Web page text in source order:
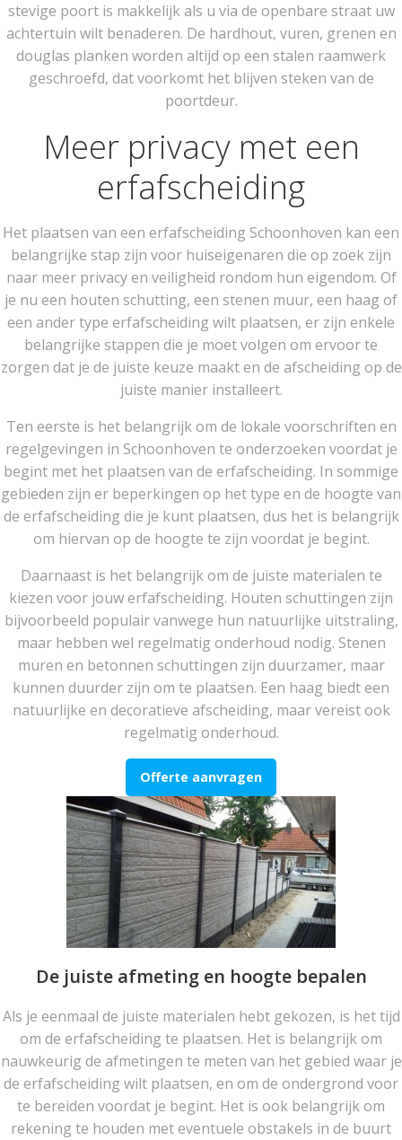
stevige poort is makkelijk als u via de openbare straat uw
achtertuin wilt benaderen. De hardhout, vuren, grenen en
douglas planken worden altijd op een stalen raamwerk
geschroefd, dat voorkomt het blijven steken van de
poortdeur.
Meer privacy met een
erfafscheiding
Het plaatsen van een erfafscheiding Schoonhoven kan een
belangrijke stap zijn voor huiseigenaren die op zoek zijn
naar meer privacy en veiligheid rondom hun eigendom. Of
je nu een houten schutting, een stenen muur, een haag of
een ander type erfafscheiding wilt plaatsen, er zijn enkele
belangrijke stappen die je moet volgen om ervoor te
zorgen dat je de juiste keuze maakt en de afscheiding op de
juiste manier installeert.
Ten eerste is het belangrijk om de lokale voorschriften en
regelgevingen in Schoonhoven te onderzoeken voordat je
begint met het plaatsen van de erfafscheiding. In sommige
gebieden zijn er beperkingen op het type en de hoogte van
de erfafscheiding die je kunt plaatsen, dus het is belangrijk
om hiervan op de hoogte te zijn voordat je begint.
Daarnaast is het belangrijk om de juiste materialen te
kiezen voor jouw erfafscheiding. Houten schuttingen zijn
bijvoorbeeld populair vanwege hun natuurlijke uitstraling,
maar hebben wel regelmatig onderhoud nodig. Stenen
muren en betonnen schuttingen zijn duurzamer, maar
kunnen duurder zijn om te plaatsen. Een haag biedt een
natuurlijke en decoratieve afscheiding, maar vereist ook
regelmatig onderhoud.
Offerte aanvragen
De juiste afmeting en hoogte bepalen
Als je eenmaal de juiste materialen hebt gekozen, is het tijd
om de erfafscheiding te plaatsen. Het is belangrijk om
nauwkeurig de afmetingen te meten van het gebied waar je
de erfafscheiding wilt plaatsen, en om de ondergrond voor
te bereiden voordat je begint. Het is ook belangrijk om
rekening te houden met eventuele obstakels in de buurt